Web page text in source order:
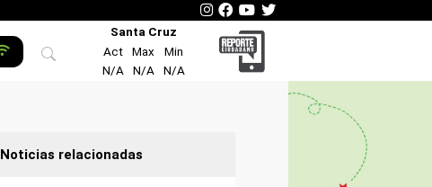
Santa Cruz
Act
Max
Min
N/A
N/A N/A
Noticias relacionadas